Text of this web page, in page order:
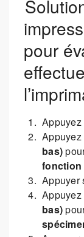
pour
Appuyez
bas)
fonction
Appuyer
Appuyez
bas)